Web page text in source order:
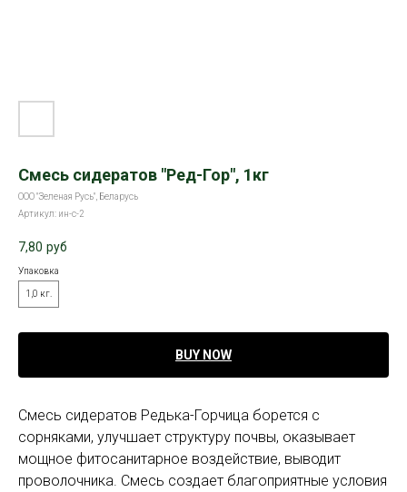
Смесь сидератов "Ред-Гор", 1кг
ООО "Зеленая Русь", Беларусь
Артикул: ин-с-2
7,80 руб
Упаковка
1,0 кг.
BUY NOW
Смесь сидератов Редька-Горчица борется с
сорняками, улучшает структуру почвы, оказывает
мощное фитосанитарное воздействие, выводит
проволочника. Смесь создает благоприятные условия